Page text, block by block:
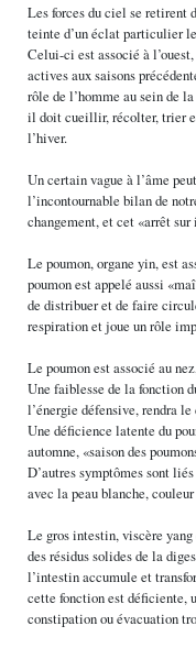
Les forces du ciel se retirent
teinte d’un éclat particulier
Celui-ci est associé à
actives aux saisons
rôle de l’homme au sein de
il doit cueillir, récolter, trier
l’hiver.
Un certain vague à l’âme
l’incontournable bilan de
changement, et cet «arrêt sur
Le poumon, organe yin, est
poumon est appelé aussi
de distribuer et de faire
respiration et joue un rôle
Le poumon est associé au
Une faiblesse de la fonction
l’énergie défensive, rendra
Une déficience latente du
automne, «saison des
D’autres symptômes sont
avec la peau blanche,
Le gros intestin, viscère
des résidus solides de la
l’intestin accumule et
cette fonction est déficiente,
constipation ou évacuation